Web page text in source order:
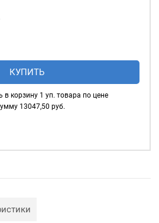
КУПИТЬ
в корзину 1 уп. товара по цене
13047,50 руб.